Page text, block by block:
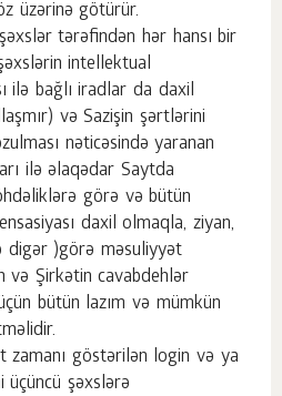
üzərinə götürür.
tərəfindən hər hansı bir
intellektual
ilə bağlı iradlar da daxil
və Sazişin şərtlərini
nəticəsində yaranan
ilə əlaqədar Saytda
görə və bütün
daxil olmaqla, ziyan,
digər )görə məsuliyyət
və Şirkətin cavabdehlər
üçün bütün lazım və mümkün
zamanı göstərilən login və ya
şəxslərə